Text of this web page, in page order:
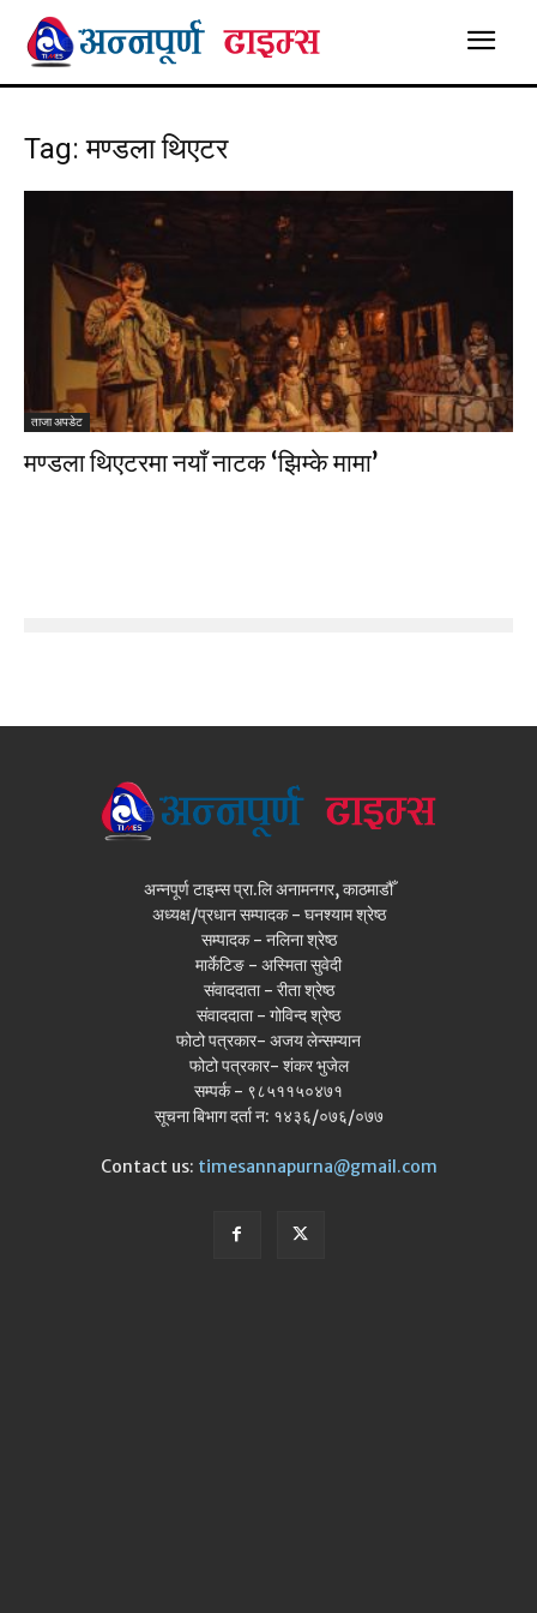
Tag: मण्डला थिएटर
ताजा अपडेट
मण्डला थिएटरमा नयाँ नाटक ‘झिम्के मामा’
अन्नपूर्ण टाइम्स प्रा.लि अनामनगर, काठमाडौँ
अध्यक्ष/प्रधान सम्पादक - घनश्याम श्रेष्ठ
सम्पादक - नलिना श्रेष्ठ
मार्केटिङ - अस्मिता सुवेदी
संवाददाता - रीता श्रेष्ठ
संवाददाता - गोविन्द श्रेष्ठ
फोटो पत्रकार- अजय लेन्सम्यान
फोटो पत्रकार- शंकर भुजेल
सम्पर्क - ९८५११५०४७१
सूचना बिभाग दर्ता न: १४३६/०७६/०७७
Contact us: timesannapurna@gmail.com